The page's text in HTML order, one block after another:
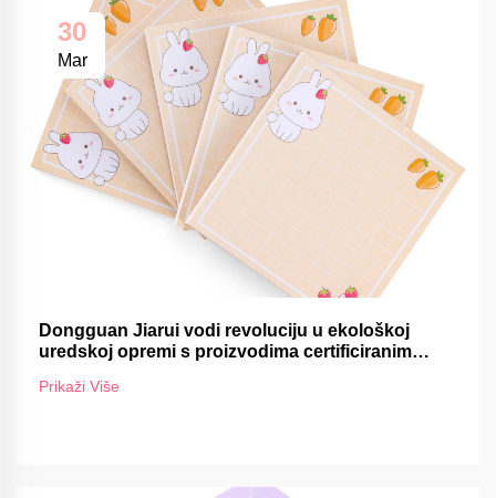
30
Mar
Dongguan Jiarui vodi revoluciju u ekološkoj
uredskoj opremi s proizvodima certificiranim
Prikaži Više